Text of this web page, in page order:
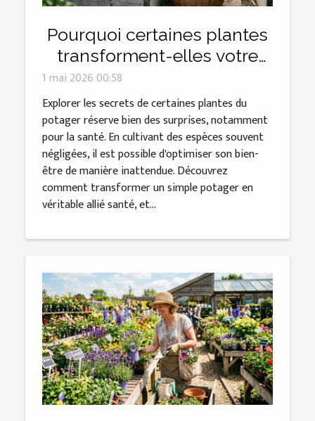
Pourquoi certaines plantes
transforment-elles votre
potager en allié santé
inattendu ?
1 mai 2026 00:58
Explorer les secrets de certaines plantes du
potager réserve bien des surprises, notamment
pour la santé. En cultivant des espèces souvent
négligées, il est possible d'optimiser son bien-
être de manière inattendue. Découvrez
comment transformer un simple potager en
véritable allié santé, et...